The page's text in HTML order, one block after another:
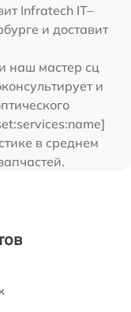
Infratech IT–
и доставит
наш мастер сц
и
в среднем